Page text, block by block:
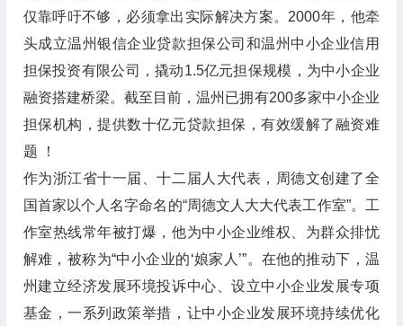
仅靠呼吁不够，必须拿出实际解决方案。2000年，他牵
头成立温州银信企业贷款担保公司和温州中小企业信用
担保投资有限公司，撬动1.5亿元担保规模，为中小企业
融资搭建桥梁。截至目前，温州已拥有200多家中小企业
担保机构，提供数十亿元贷款担保，有效缓解了融资难
题 ！
作为浙江省十一届、十二届人大代表，周德文创建了全
国首家以个人名字命名的“周德文人大大代表工作室”。工
作室热线常年被打爆，他为中小企业维权、为群众排忧
解难，被称为“中小企业的‘娘家人’”。在他的推动下，温
州建立经济发展环境投诉中心、设立中小企业发展专项
基金，一系列政策举措，让中小企业发展环境持续优化